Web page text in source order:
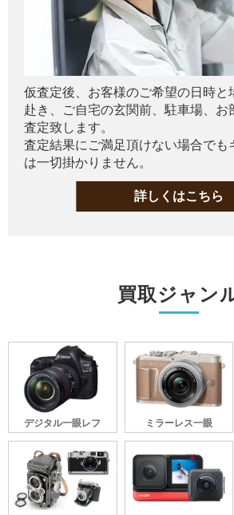
仮査定後、お客様のご希望の日時と
赴き、ご自宅の玄関前、駐車場、お
査定致します。
査定結果にご満足頂けない場合でも
は一切掛かりません。
詳しくはこちら
買取ジャン
デジタル一眼レフ ミラーレス一眼